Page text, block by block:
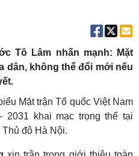
Tô Lâm nhấn mạnh: Mặt
dân, không thể đổi mới nếu
Mặt trận Tổ quốc Việt Nam
2031 khai mạc trọng thể tại
đô Hà Nội.